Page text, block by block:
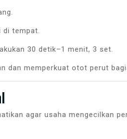
di tempat.
30 detik–1 menit, 3 set.
dan memperkuat otot perut
agar usaha mengecilkan